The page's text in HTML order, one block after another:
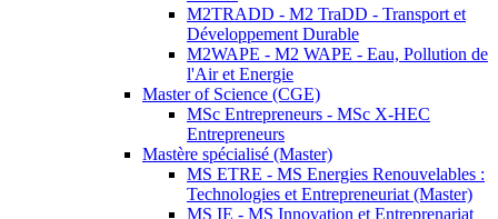
M2TRADD - M2 TraDD - Transport et
Développement Durable
M2WAPE - M2 WAPE - Eau, Pollution de
l'Air et Energie
Master of Science (CGE)
MSc Entrepreneurs - MSc X-HEC
Entrepreneurs
Mastère spécialisé (Master)
MS ETRE - MS Energies Renouvelables :
Technologies et Entrepreneuriat (Master)
MS IE - MS Innovation et Entreprenariat